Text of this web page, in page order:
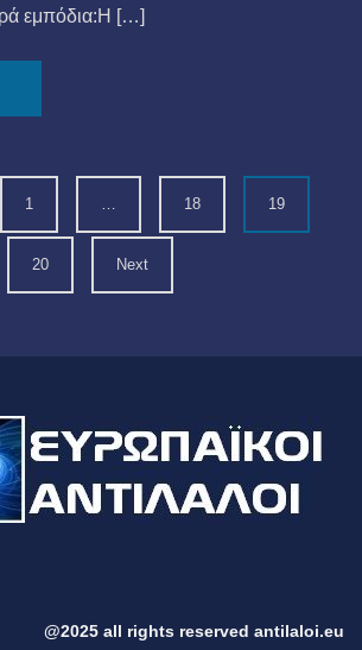
εμπόδια:Η […]
1 … 18 19
20 Next
@2025 all rights reserved antilaloi.eu